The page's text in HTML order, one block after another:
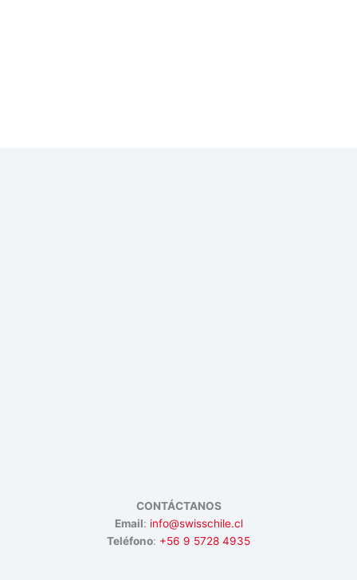
CONTÁCTANOS
Email: info@swisschile.cl
Teléfono: +56 9 5728 4935